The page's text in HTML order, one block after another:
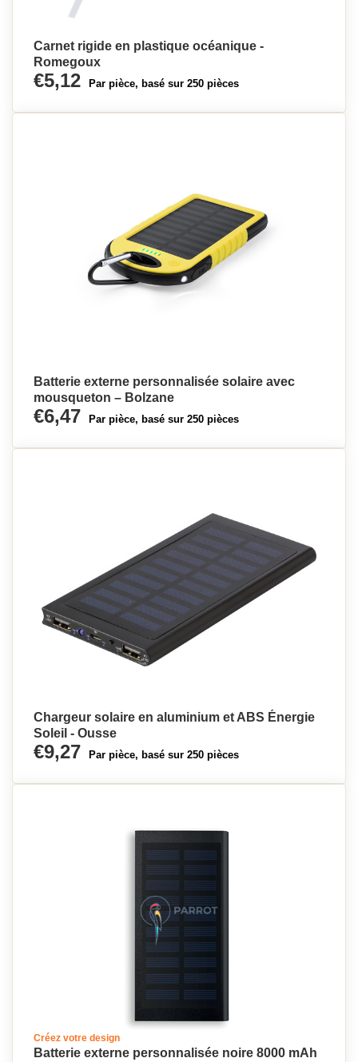
Carnet rigide en plastique océanique -
Romegoux
€5,12 Par pièce, basé sur 250 pièces
Batterie externe personnalisée solaire avec
mousqueton – Bolzane
€6,47 Par pièce, basé sur 250 pièces
Chargeur solaire en aluminium et ABS Énergie
Soleil - Ousse
€9,27 Par pièce, basé sur 250 pièces
Créez votre design
Batterie externe personnalisée noire 8000 mAh